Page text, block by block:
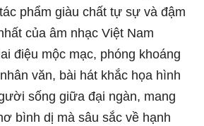
phẩm giàu chất tự sự và đậm
của âm nhạc Việt Nam
điệu mộc mạc, phóng khoáng
văn, bài hát khắc họa hình
sống giữa đại ngàn, mang
bình dị mà sâu sắc về hạnh